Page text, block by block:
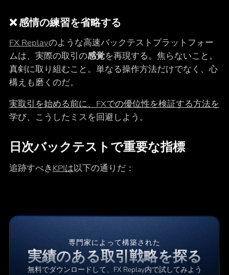
❌ 感情の練習を省略する
FX Replayのような高速バックテストプラットフォー
ムは、実際の取引の感覚を再現する。焦らないこと。
真剣に取り組むこと。単なる操作方法だけでなく、心
構えも磨くのだ。
実取引を始める前に、FXでの優位性を検証する方法を
学び、こうしたミスを回避しよう。
日次バックテストで重要な指標
追跡すべきKPIは以下の通りだ：
専門家によって構築された
実績のある取引戦略を探る
無料でダウンロードして、FX Replay内で試してみよう